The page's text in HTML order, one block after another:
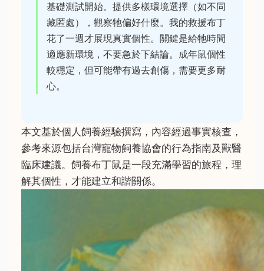
基礎測試開始。提供多樣環境選擇（如不同
藏匿處），觀察牠偏好什麼。我的救援布丁
花了一週才展現真實個性。關鍵是給牠時間
適應新環境，不要急於下結論。成年鼠個性
較穩定，但可能帶有過去創傷，需要更多耐
心。
本文基於個人飼養經驗撰寫，內容經過事實核查，
參考來源包括台灣寵物飼養協會的行為指南及獸醫
臨床建議。飼養布丁鼠是一段充滿學習的旅程，理
解其個性，才能建立和諧關係。